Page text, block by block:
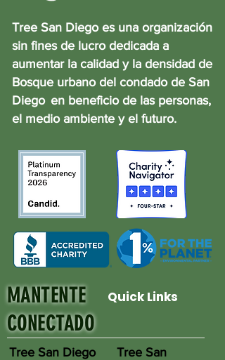
Tree San Diego es una organización
sin fines de lucro dedicada a
aumentar la calidad y la densidad de
Bosque urbano del condado de San
Diego en beneficio de las personas,
el medio ambiente y el futuro.
MANTENTE
CONECTADO
Quick Links
Tree San Diego
Tree San